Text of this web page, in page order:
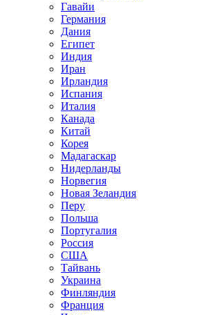
Гавайи
Германия
Дания
Египет
Индия
Иран
Ирландия
Испания
Италия
Канада
Китай
Корея
Мадагаскар
Нидерланды
Норвегия
Новая Зеландия
Перу
Польша
Португалия
Россия
США
Тайвань
Украина
Финляндия
Франция